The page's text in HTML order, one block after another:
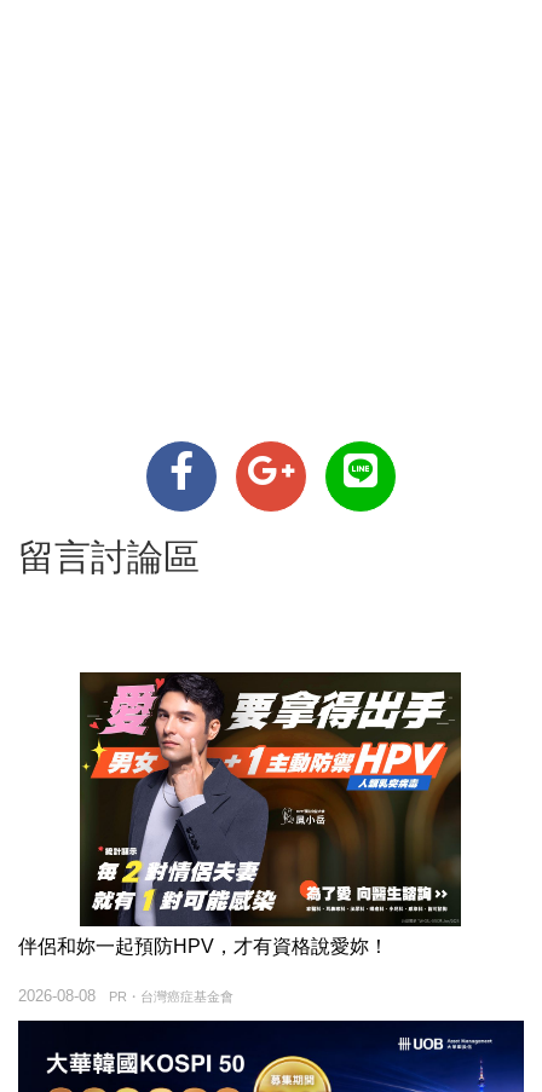
留言討論區
伴侶和妳一起預防HPV，才有資格說愛妳！
PR・台灣癌症基金會
2026-08-08